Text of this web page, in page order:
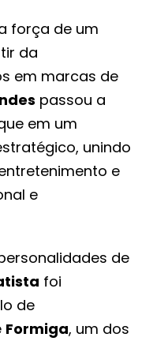
força de um
da
em marcas de
passou a
em um
unindo
e
e
de
foi
de
Formiga, um dos